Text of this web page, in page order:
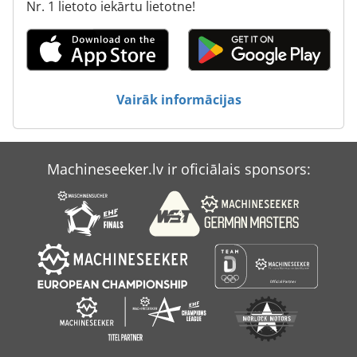
Transporta Sistēma
Nr. 1 lietoto iekārtu lietotne!
Vairāk informācijas
Machineseeker.lv ir oficiālais sponsors: